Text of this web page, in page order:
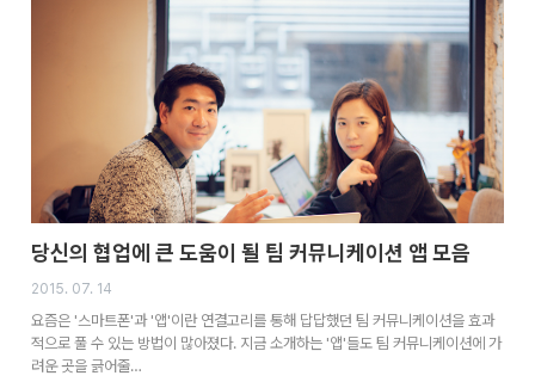
당신의 협업에 큰 도움이 될 팀 커뮤니케이션 앱 모음
2015. 07. 14
요즘은 '스마트폰'과 '앱'이란 연결고리를 통해 답답했던 팀 커뮤니케이션을 효과
적으로 풀 수 있는 방법이 많아졌다. 지금 소개하는 '앱'들도 팀 커뮤니케이션에 가
려운 곳을 긁어줄…